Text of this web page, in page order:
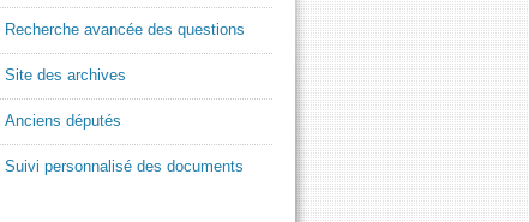
Recherche avancée des questions
Site des archives
Anciens députés
Suivi personnalisé des documents